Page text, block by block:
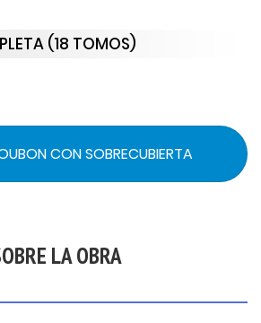
(18 TOMOS)
CON SOBRECUBIERTA
LA OBRA